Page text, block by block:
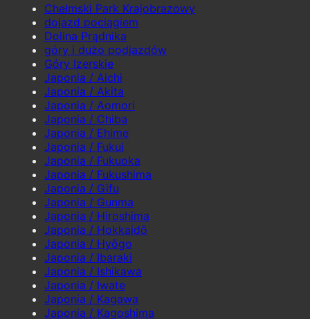
Chełmski Park Krajobrazowy
dojazd pociągiem
Dolina Prądnika
góry i dużo podjazdów
Góry Izerskie
Japonia / Aichi
Japonia / Akita
Japonia / Aomori
Japonia / Chiba
Japonia / Ehime
Japonia / Fukui
Japonia / Fukuoka
Japonia / Fukushima
Japonia / Gifu
Japonia / Gunma
Japonia / Hiroshima
Japonia / Hokkaidō
Japonia / Hyōgo
Japonia / Ibaraki
Japonia / Ishikawa
Japonia / Iwate
Japonia / Kagawa
Japonia / Kagoshima